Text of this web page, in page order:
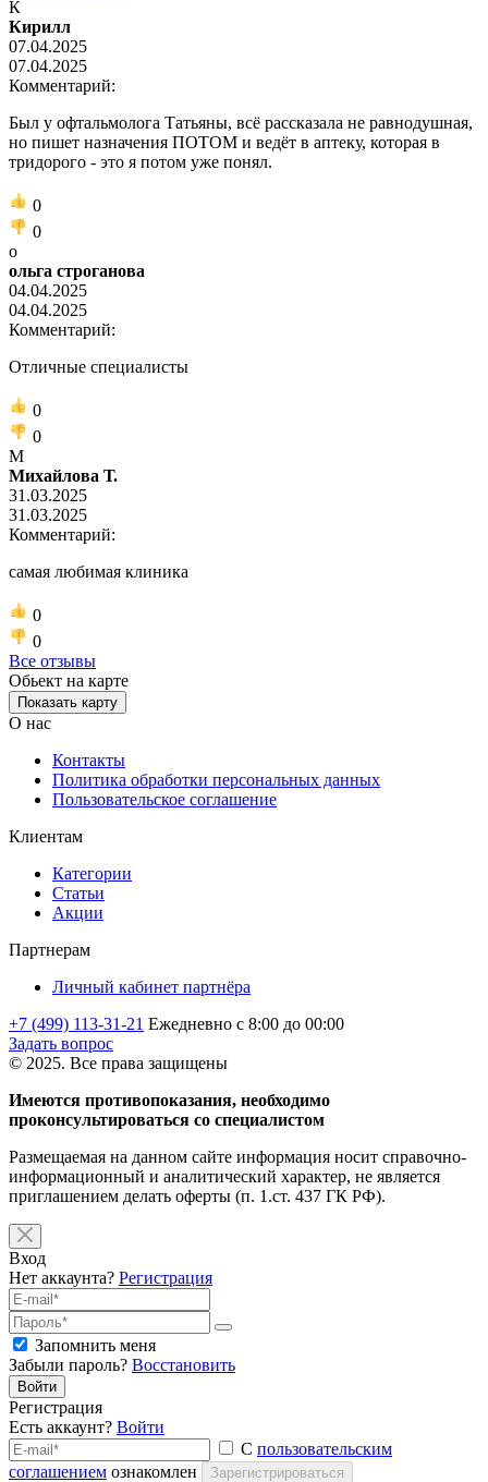
К
Кирилл
07.04.2025
07.04.2025
Комментарий:
Был у офтальмолога Татьяны, всё рассказала не равнодушная,
но пишет назначения ПОТОМ и ведёт в аптеку, которая в
тридорого - это я потом уже понял.
0
0
о
ольга строганова
04.04.2025
04.04.2025
Комментарий:
Отличные специалисты
0
0
М
Михайлова Т.
31.03.2025
31.03.2025
Комментарий:
самая любимая клиника
0
0
Все отзывы
Обьект на карте
Показать карту
О нас
Контакты
Политика обработки персональных данных
Пользовательское соглашение
Клиентам
Категории
Статьи
Акции
Партнерам
Личный кабинет партнёра
+7 (499) 113-31-21 Ежедневно с 8:00 до 00:00
Задать вопрос
© 2025. Все права защищены
Имеются противопоказания, необходимо
проконсультироваться со специалистом
Размещаемая на данном сайте информация носит справочно-
информационный и аналитический характер, не является
приглашением делать оферты (п. 1.ст. 437 ГК РФ).
Вход
Нет аккаунта? Регистрация
Запомнить меня
Забыли пароль? Восстановить
Войти
Регистрация
Есть аккаунт? Войти
С пользовательским
соглашением ознакомлен Зарегистрироваться